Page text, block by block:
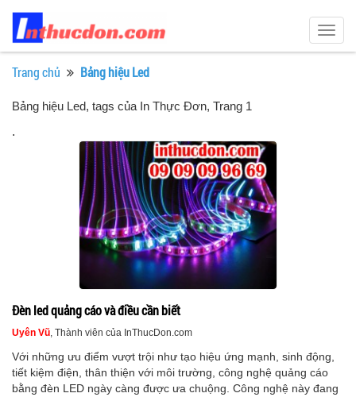
Trang chủ Bảng hiệu Led
Bảng hiệu Led, tags của In Thực Đơn, Trang 1
.
Đèn led quảng cáo và điều cần biết
Uyên Vũ, Thành viên của InThucDon.com
Với những ưu điểm vượt trội như tạo hiệu ứng mạnh, sinh động,
tiết kiệm điện, thân thiện với môi trường, công nghệ quảng cáo
bằng đèn LED ngày càng được ưa chuộng. Công nghệ này đang